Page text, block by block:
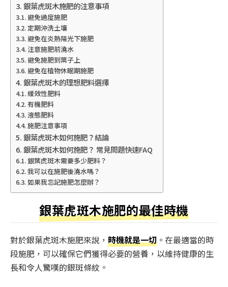
銀葉虎斑木施肥的注意事項
避免過度施肥
定期沖洗土壤
避免在炎熱陽光下施肥
注意施肥前澆水
避免施肥到葉子上
避免在植物休眠期施肥
銀葉虎斑木的理想肥料選擇
緩效性肥料
有機肥料
液態肥料
施肥注意事項
銀葉虎斑木如何施肥？結論
銀葉虎斑木如何施肥？ 常見問題快速FAQ
銀葉虎斑木需要多少肥料？
我可以在施肥後澆水嗎？
如果我忘記施肥怎麼辦？
銀葉虎斑木施肥的最佳時機
對於銀葉虎斑木施肥來說， 時機就是一切 。在最適當的時
段施肥，可以確保它們獲得必要的營養，以維持健康的生
長和令人驚嘆的銀斑條紋。